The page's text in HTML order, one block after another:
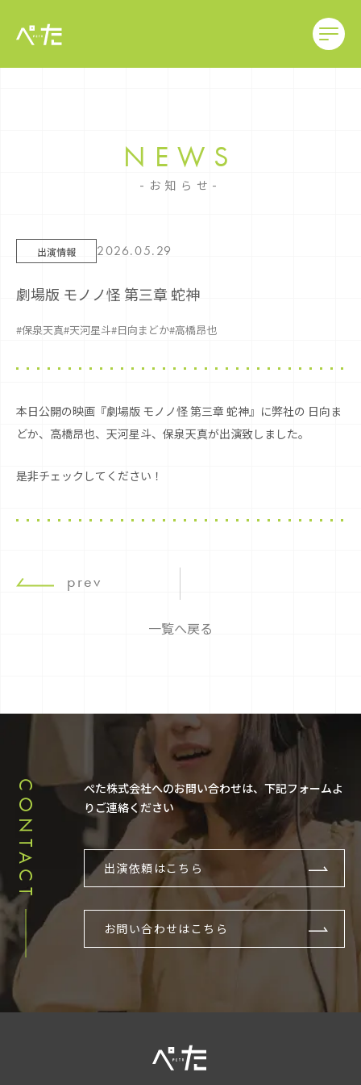
NEWS
お知らせ
出演情報 2026.05.29
劇場版 モノノ怪 第三章 蛇神
#保泉天真#天河星斗#日向まどか#高橋昂也
本日公開の映画『劇場版 モノノ怪 第三章 蛇神』に弊社の 日向ま
どか、高橋昂也、天河星斗、保泉天真が出演致しました。
是非チェックしてください！
prev
一覧へ戻る
CONTACT
ぺた株式会社へのお問い合わせは、下記フォームよ
りご連絡ください
出演依頼はこちら
お問い合わせはこちら